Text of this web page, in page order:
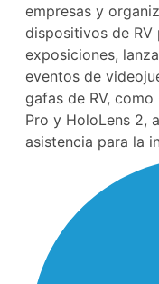
empresas y
dispositivos de RV
exposiciones,
eventos de
gafas de RV,
Pro y HoloLens 2,
asistencia para la